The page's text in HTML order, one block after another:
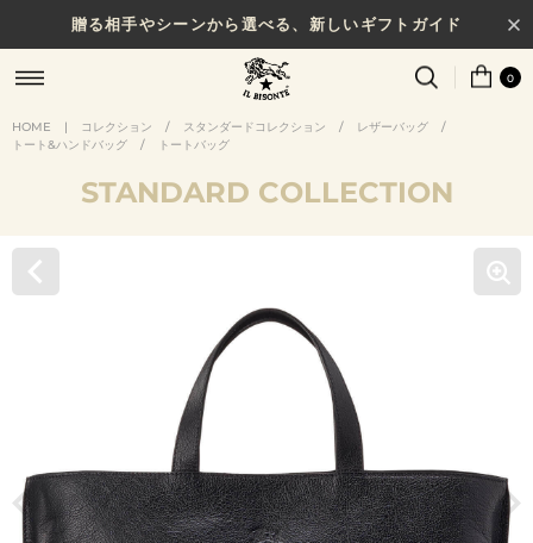
贈る相手やシーンから選べる、新しいギフトガイド
0
HOME | コレクション / スタンダードコレクション / レザーバッグ
/
トート&ハンドバッグ
/ トートバッグ
STANDARD COLLECTION